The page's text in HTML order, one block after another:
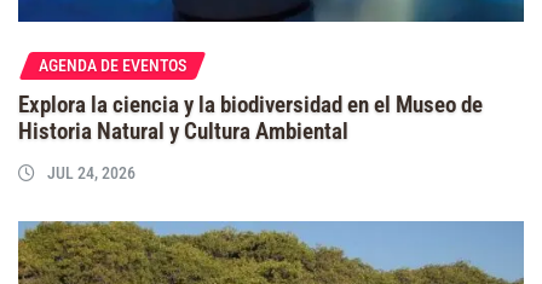
AGENDA DE EVENTOS
Explora la ciencia y la biodiversidad en el Museo de
Historia Natural y Cultura Ambiental
JUL 24, 2026